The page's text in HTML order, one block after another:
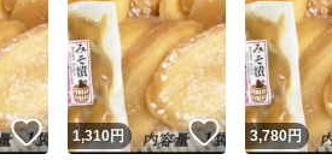
いいね！
1,310円 いいね！
3,780円